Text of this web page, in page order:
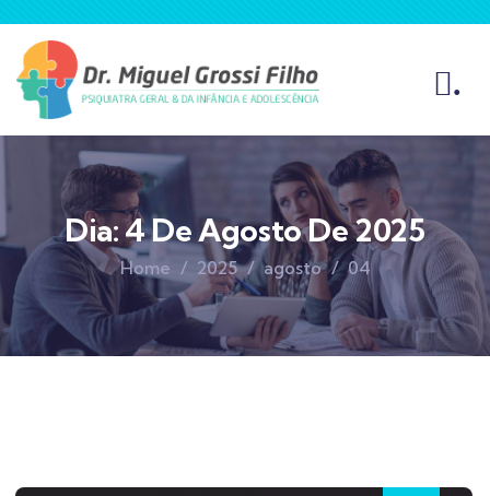
Dia:4 De Agosto De 2025
Home 2025 agosto 04